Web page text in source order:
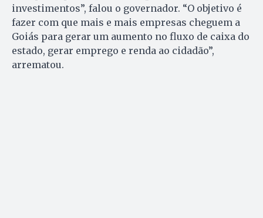
investimentos”, falou o governador. “O objetivo é
fazer com que mais e mais empresas cheguem a
Goiás para gerar um aumento no fluxo de caixa do
estado, gerar emprego e renda ao cidadão”,
arrematou.